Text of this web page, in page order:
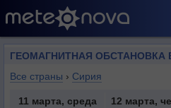
ГЕОМАГНИТНАЯ ОБСТАНОВКА
Все страны › Сирия
11 марта, среда 12 марта,